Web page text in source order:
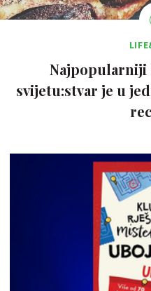
Najpopularniji
svijetu:stvar je u